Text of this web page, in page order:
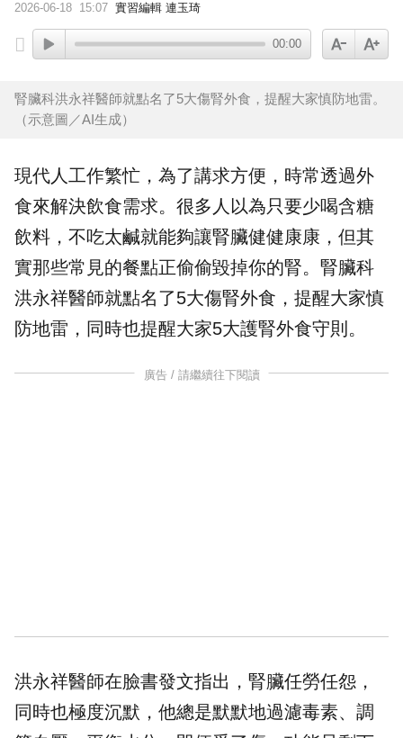
2026-06-18 15:07 實習編輯 連玉琦
00:00
腎臟科洪永祥醫師就點名了5大傷腎外食，提醒大家慎防地雷。
（示意圖／AI生成）
現代人工作繁忙，為了講求方便，時常透過外
食來解決飲食需求。很多人以為只要少喝含糖
飲料，不吃太鹹就能夠讓腎臟健健康康，但其
實那些常見的餐點正偷偷毀掉你的腎。 腎臟科
洪永祥醫師就點名了5大傷腎外食，提醒大家慎
防地雷，同時也提醒大家5大護腎外食守則。
廣告 / 請繼續往下閱讀
洪永祥醫師在臉書發文指出，腎臟任勞任怨，
同時也極度沉默，他總是默默地過濾毒素、調